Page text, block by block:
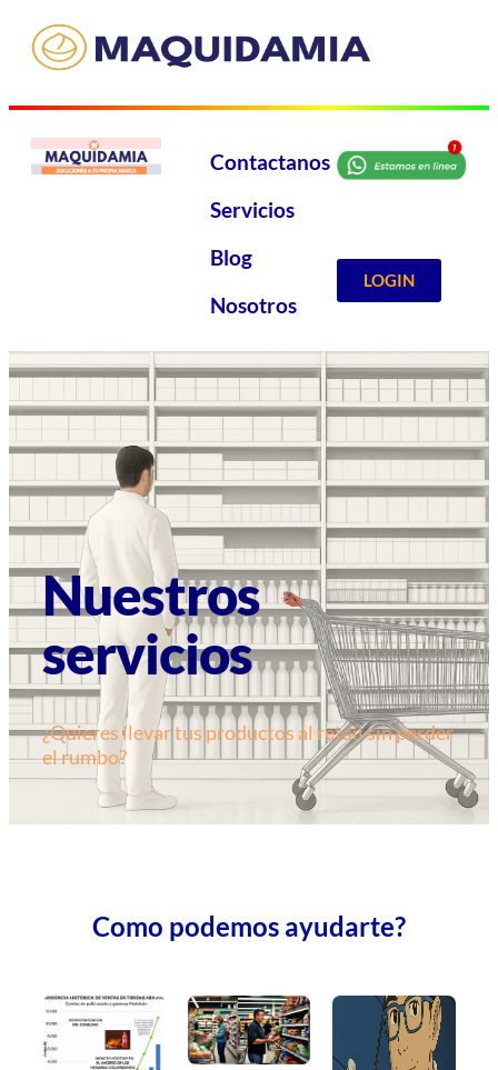
Contactanos
Servicios
Blog
Nosotros
LOGIN
Nuestros
servicios
¿Quieres llevar tus productos al retail sin perder
el rumbo?
Como podemos ayudarte?